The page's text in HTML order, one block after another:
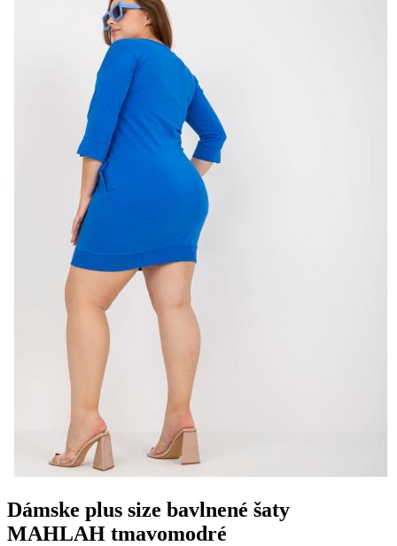
Dámske plus size bavlnené šaty
MAHLAH tmavomodré